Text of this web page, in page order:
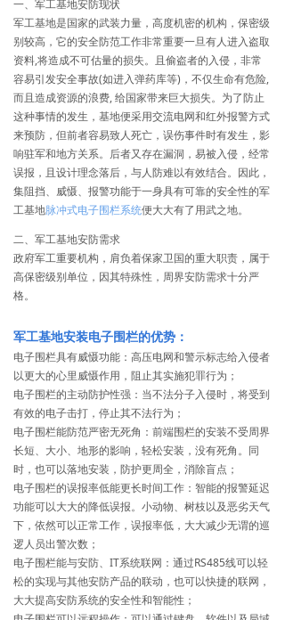
一、军工基地安防现状
军工基地是国家的武装力量，高度机密的机构，保密级
别较高，它的安全防范工作非常重要一旦有人进入盗取
资料,将造成不可估量的损失。且偷盗者的入侵，非常
容易引发安全事故(如进入弹药库等)，不仅生命有危险,
而且造成资源的浪费, 给国家带来巨大损失。为了防止
这种事情的发生，基地便采用交流电网和红外报警方式
来预防，但前者容易致人死亡，误伤事件时有发生，影
响驻军和地方关系。后者又存在漏洞，易被入侵，经常
误报，且设计理念落后，与人防难以有效结合。因此，
集阻挡、威慑、报警功能于一身具有可靠的安全性的军
工基地脉冲式电子围栏系统便大大有了用武之地。
二、军工基地安防需求
政府军工重要机构，肩负着保家卫国的重大职责，属于
高保密级别单位，因其特殊性，周界安防需求十分严
格。
军工基地安装电子围栏的优势：
电子围栏具有威慑功能：高压电网和警示标志给入侵者
以更大的心里威慑作用，阻止其实施犯罪行为；
电子围栏的主动防护性强：当不法分子入侵时，将受到
有效的电子击打，停止其不法行为；
电子围栏能防范严密无死角：前端围栏的安装不受周界
长短、大小、地形的影响，轻松安装，没有死角。同
时，也可以落地安装，防护更周全，消除盲点；
电子围栏的误报率低能更长时间工作：智能的报警延迟
功能可以大大的降低误报。小动物、树枝以及恶劣天气
下，依然可以正常工作，误报率低，大大减少无谓的巡
逻人员出警次数；
电子围栏能与安防、IT系统联网：通过RS485线可以轻
松的实现与其他安防产品的联动，也可以快捷的联网，
大大提高安防系统的安全性和智能性；